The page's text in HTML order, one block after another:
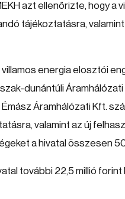
azt ellenőrizte, hogy a
tájékoztatásra,
energia elosztói
dunántúli
Émász Áramhálózati Kft.
valamint az új
a hivatal összesen
további 22,5 millió